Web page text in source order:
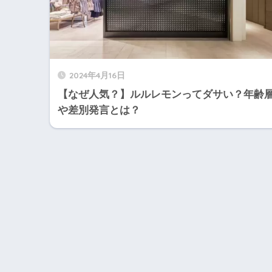
2024年4月16日
【なぜ人気？】ルルレモンってダサい？年齢
や差別発言とは？